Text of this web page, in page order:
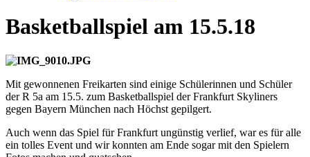
Basketballspiel am 15.5.18
Mit gewonnenen Freikarten sind einige Schülerinnen und Schüler
der R 5a am 15.5. zum Basketballspiel der Frankfurt Skyliners
gegen Bayern München nach Höchst gepilgert.
Auch wenn das Spiel für Frankfurt ungünstig verlief, war es für alle
ein tolles Event und wir konnten am Ende sogar mit den Spielern